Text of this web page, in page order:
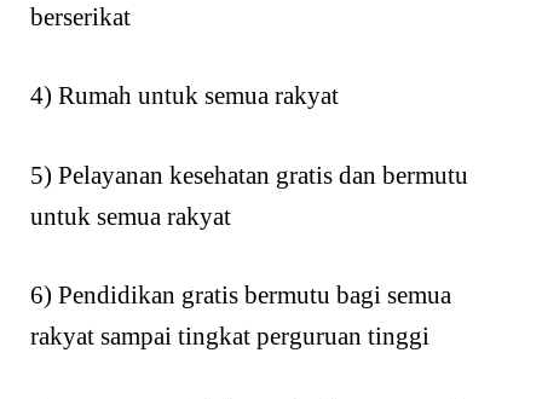
berserikat
4) Rumah untuk semua rakyat
5) Pelayanan kesehatan gratis dan bermutu
untuk semua rakyat
6) Pendidikan gratis bermutu bagi semua
rakyat sampai tingkat perguruan tinggi